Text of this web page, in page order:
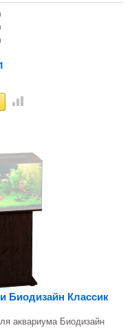
Биодизайн Классик
аквариума Биодизайн